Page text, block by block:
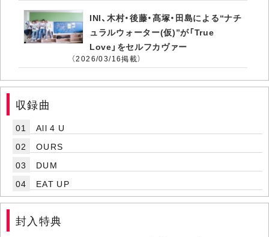
INI、木村・後藤・髙塚・田島による“ナチ
ュラルウォーター(仮)”が「True
Love」をセルフカヴァー
（2026/03/16掲載）
収録曲
01
All 4 U
02
OURS
03
DUM
04
EAT UP
封入特典